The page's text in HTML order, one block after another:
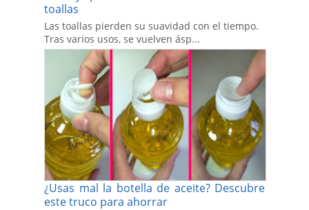
toallas
Las toallas pierden su suavidad con el tiempo.
Tras varios usos, se vuelven ásp...
¿Usas mal la botella de aceite? Descubre
este truco para ahorrar